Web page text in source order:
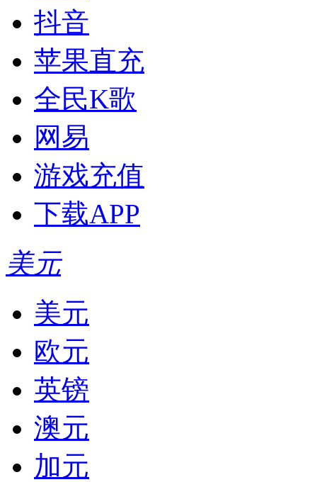
抖音
苹果直充
全民K歌
网易
游戏充值
下载APP
美元
美元
欧元
英镑
澳元
加元